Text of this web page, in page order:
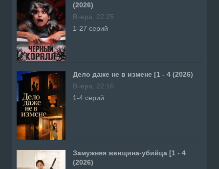
(2026)
Вчера, 22:25
1-27 серий
Дело даже не в измене [1 - 4 (2026)
Вчера, 22:16
1-4 серий
Замужняя женщина-убийца [1 - 4
(2026)